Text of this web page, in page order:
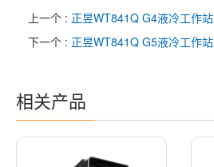
上一个 : 正昱WT841Q G4液冷工作站
下一个 : 正昱WT841Q G5液冷工作站
相关产品